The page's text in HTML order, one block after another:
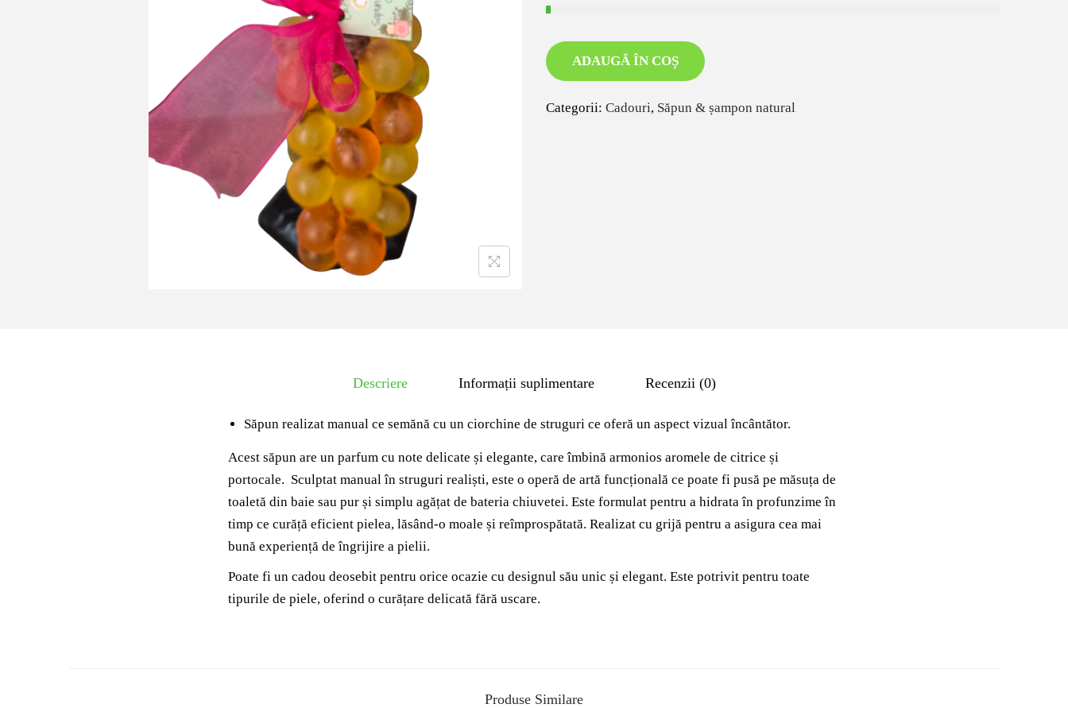
ADAUGĂ ÎN COȘ
Categorii: Cadouri, Săpun & șampon natural
Descriere Informații suplimentare Recenzii (0)
Săpun realizat manual ce semănă cu un ciorchine de struguri ce oferă un aspect vizual încântător.
Acest săpun are un parfum cu note delicate și elegante, care îmbină armonios aromele de citrice și
portocale. Sculptat manual în struguri realiști, este o operă de artă funcțională ce poate fi pusă pe măsuța de
toaletă din baie sau pur și simplu agățat de bateria chiuvetei. Este formulat pentru a hidrata în profunzime în
timp ce curăță eficient pielea, lăsând-o moale și reîmprospătată. Realizat cu grijă pentru a asigura cea mai
bună experiență de îngrijire a pielii.
Poate fi un cadou deosebit pentru orice ocazie cu designul său unic și elegant. Este potrivit pentru toate
tipurile de piele, oferind o curățare delicată fără uscare.
Produse Similare